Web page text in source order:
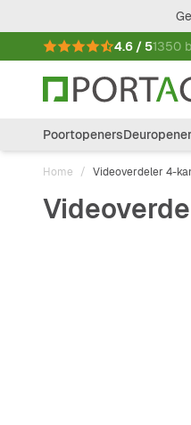
4.6 / 51350
Poortopeners
Home / Videoverdeler 4-